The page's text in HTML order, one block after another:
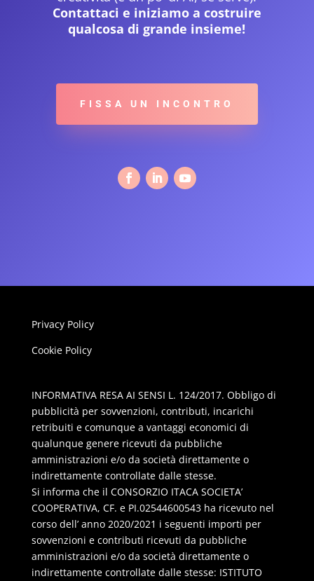
Contattaci e iniziamo a costruire
qualcosa di grande insieme!
FISSA UN INCONTRO
Privacy Policy
Cookie Policy
INFORMATIVA RESA AI SENSI L. 124/2017. Obbligo di
pubblicità per sovvenzioni, contributi, incarichi
retribuiti e comunque a vantaggi economici di
qualunque genere ricevuti da pubbliche
amministrazioni e/o da società direttamente o
indirettamente controllate dalle stesse.
Si informa che il CONSORZIO ITACA SOCIETA’
COOPERATIVA, CF. e PI.02544600543 ha ricevuto nel
corso dell’ anno 2020/2021 i seguenti importi per
sovvenzioni e contributi ricevuti da pubbliche
amministrazioni e/o da società direttamente o
indirettamente controllate dalle stesse: ISTITUTO